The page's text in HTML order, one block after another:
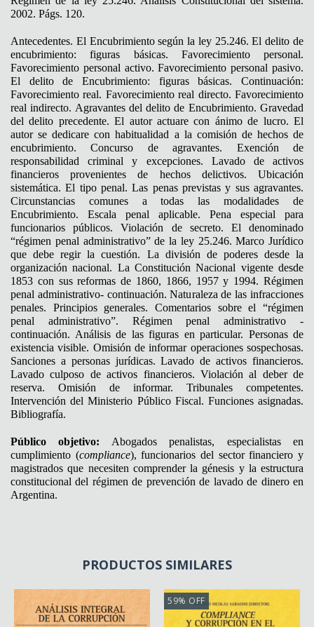
2002. Págs. 120.
Antecedentes. El Encubrimiento según la ley 25.246. El delito de
encubrimiento: figuras básicas. Favorecimiento personal.
Favorecimiento personal activo. Favorecimiento personal pasivo.
El delito de Encubrimiento: figuras básicas. Continuación:
Favorecimiento real. Favorecimiento real directo. Favorecimiento
real indirecto. Agravantes del delito de Encubrimiento. Gravedad
del delito precedente. El autor actuare con ánimo de lucro. El
autor se dedicare con habitualidad a la comisión de hechos de
encubrimiento. Concurso de agravantes. Exención de
responsabilidad criminal y excepciones. Lavado de activos
financieros provenientes de hechos delictivos. Ubicación
sistemática. El tipo penal. Las penas previstas y sus agravantes.
Circunstancias comunes a todas las modalidades de
Encubrimiento. Escala penal aplicable. Pena especial para
funcionarios públicos. Violación de secreto. El denominado
“régimen penal administrativo” de la ley 25.246. Marco Jurídico
que debe regir la cuestión. La división de poderes desde la
organización nacional. La Constitución Nacional vigente desde
1853 con sus reformas de 1860, 1866, 1957 y 1994. Régimen
penal administrativo- continuación. Naturaleza de las infracciones
penales. Principios generales. Comentarios sobre el “régimen
penal administrativo”. Régimen penal administrativo -
continuación. Análisis de las figuras en particular. Personas de
existencia visible. Omisión de informar operaciones sospechosas.
Sanciones a personas jurídicas. Lavado de activos financieros.
Lavado culposo de activos financieros. Violación al deber de
reserva. Omisión de informar. Tribunales competentes.
Intervención del Ministerio Público Fiscal. Funciones asignadas.
Bibliografía.
Público objetivo: Abogados penalistas, especialistas en
cumplimiento (compliance), funcionarios del sector financiero y
magistrados que necesiten comprender la génesis y la estructura
constitucional del régimen de prevención de lavado de dinero en
Argentina.
PRODUCTOS SIMILARES
59% OFF